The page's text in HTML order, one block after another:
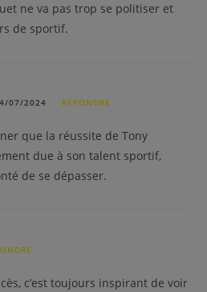
ne va pas trop se politiser et
de sportif.
07/2024 RÉPONDRE
que la réussite de Tony
due à son talent sportif,
de se dépasser.
c’est toujours inspirant de voir